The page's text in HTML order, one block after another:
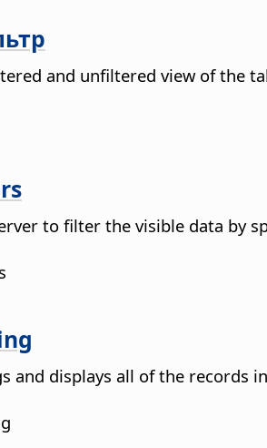
and unfiltered view of the
to filter the visible data by
and displays all of the records